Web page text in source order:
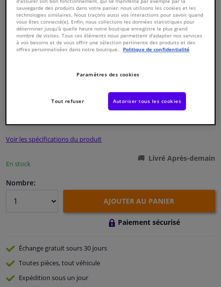
Fenêtres & accessoires
Intérieur & ameublement
Nettoyage & protection
Atelier & outils
Camping-car, moto & vélo
4027816036296
Voir les spécifications du produit
En stock
Livré Après-demain
Nombre:
AJOUTER AU PANIER
Paiement sécurisé
Échange gratuitsours 30 jours
Toutes pièces, tout véhicule
Expédition sous un jour
sauvegarde des produits dans votre panier, nous utilisons les cookies et les
technologies similaires. Nous traçons aussi vos interactions pour savoir quand
vous êtes connecté(e). Enfin, nous collectons les données statistiques pour
déterminer jusqu'à quelle heure notre boutique enregistre le plus grand
nombre de visites. Tous ces éléments nous permettent d'adapter nos services
à vos besoins et de vous offrir une sélection pertinente des produits et des
offres personnalisées dans notre boutique.
Politique de confidentialité
Paramètres des cookies
Tout refuser Autoriser tous les cookies